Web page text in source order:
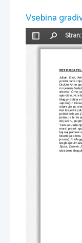
Vsebina
Preklopi
stransko
Stran:
PET
Julian, Dick,
počitnicami
Dick in Anne
in njenem
drevesi. Črno
sporočilo, ki je
Maggy dobila
zaporu) in
odpravijo po
Ker krajevni
poštni delavec
pošto, je bil to
ob jezeru,
Tam se
moral prejeti
kaj naj pomeni
iskanega plena.
jezeru). In
izogibajo
Špica; Dimnik;
ukradene